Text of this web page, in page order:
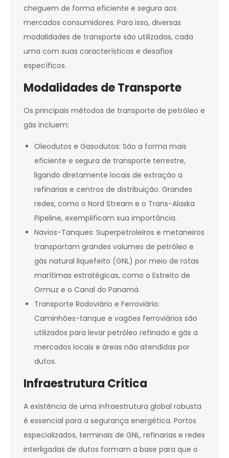
cheguem de forma eficiente e segura aos
mercados consumidores. Para isso, diversas
modalidades de transporte são utilizadas, cada
uma com suas características e desafios
específicos.
Modalidades de Transporte
Os principais métodos de transporte de petróleo e
gás incluem:
Oleodutos e Gasodutos: São a forma mais
eficiente e segura de transporte terrestre,
ligando diretamente locais de extração a
refinarias e centros de distribuição. Grandes
redes, como o Nord Stream e o Trans-Alaska
Pipeline, exemplificam sua importância.
Navios-Tanques: Superpetroleiros e metaneiros
transportam grandes volumes de petróleo e
gás natural liquefeito (GNL) por meio de rotas
marítimas estratégicas, como o Estreito de
Ormuz e o Canal do Panamá.
Transporte Rodoviário e Ferroviário:
Caminhões-tanque e vagões ferroviários são
utilizados para levar petróleo refinado e gás a
mercados locais e áreas não atendidas por
dutos.
Infraestrutura Crítica
A existência de uma infraestrutura global robusta
é essencial para a segurança energética. Portos
especializados, terminais de GNL, refinarias e redes
interligadas de dutos formam a base para que o